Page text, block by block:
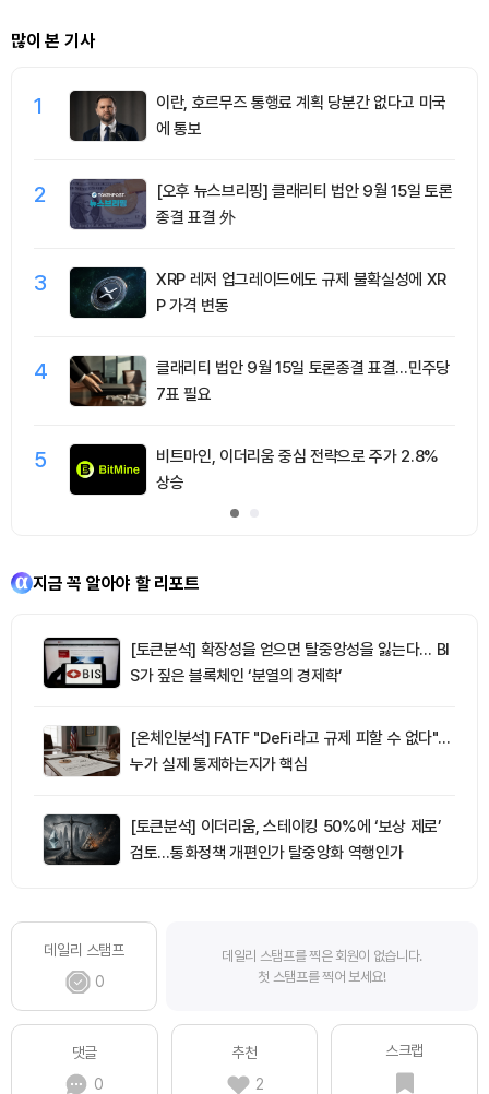
많이 본 기사
1
이란, 호르무즈 통행료 계획 당분간 없다고 미국
에 통보
2
[오후 뉴스브리핑] 클래리티 법안 9월 15일 토론
종결 표결 外
3
XRP 레저 업그레이드에도 규제 불확실성에 XR
P 가격 변동
4
클래리티 법안 9월 15일 토론종결 표결…민주당
7표 필요
5
비트마인, 이더리움 중심 전략으로 주가 2.8%
상승
지금 꼭 알아야 할 리포트
[토큰분석] 확장성을 얻으면 탈중앙성을 잃는다… BI
S가 짚은 블록체인 ‘분열의 경제학’
[온체인분석] FATF "DeFi라고 규제 피할 수 없다"…
누가 실제 통제하는지가 핵심
[토큰분석] 이더리움, 스테이킹 50%에 ‘보상 제로’
검토…통화정책 개편인가 탈중앙화 역행인가
데일리 스탬프
0
데일리 스탬프를 찍은 회원이 없습니다.
첫 스탬프를 찍어 보세요!
댓글
0
추천
2
스크랩